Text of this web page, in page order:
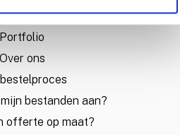
Portfolio
Over ons
bestanden aan?
offerte op maat?